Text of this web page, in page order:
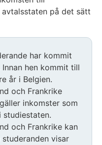
på det sätt
har kommit
hen kommit till
år i Belgien.
och Frankrike
inkomster som
och Frankrike kan
visar